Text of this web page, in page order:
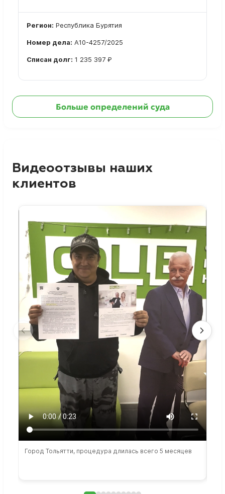
Регион: Республика Бурятия
Номер дела: А10-4257/2025
Списан долг: 1 235 397 ₽
Больше определений суда
Видеоотзывы наших
клиентов
Город Тольятти, процедура длилась всего 5 месяцев